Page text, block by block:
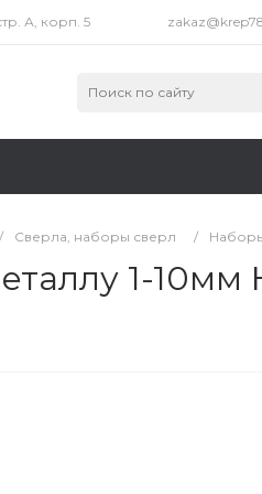
А, корп. 5
/ Сверла, наборы сверл /
1-10мм